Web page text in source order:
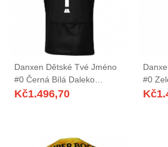
Danxen Dětské Tvé Jméno
#0 Černá Bílá Daleko
Hráčské Dresy 2025/26 Dres
Kč1.496,70
#0
Kč